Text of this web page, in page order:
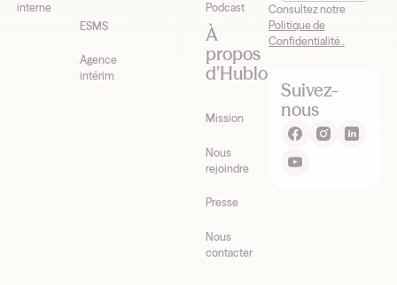
interne
ESMS
Agence
intérim
Podcast
À
propos
d’Hublo
Mission
Nous
rejoindre
Presse
Nous
contacter
Consultez notre
Politique de
Confidentialité .
Suivez-
nous